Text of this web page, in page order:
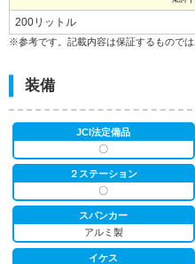
200リットル
※参考です。記載内容は保証するものでは
装備
JCI法定備品
〇
２ステーション
〇
スパンカー
アルミ製
イケス